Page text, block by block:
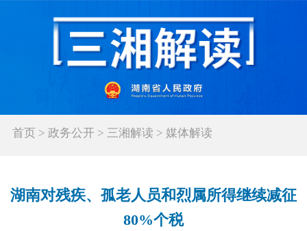
首页 >政务公开 > 三湘解读 >媒体解读
湖南对残疾、孤老人员和烈属所得继续减征
80%个税